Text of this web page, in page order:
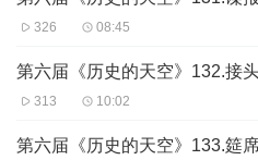
326 08:45
第六届《历史的天空》132.接
313 10:02
第六届《历史的天空》133.筵